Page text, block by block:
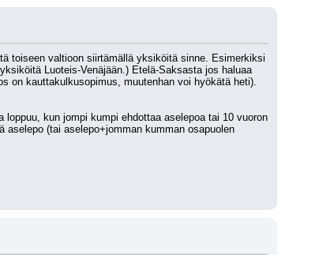
toiseen valtioon siirtämällä yksiköitä sinne. Esimerkiksi
Luoteis-Venäjään.) Etelä-Saksasta jos haluaa
on kauttakulkusopimus, muutenhan voi hyökätä heti).
kun jompi kumpi ehdottaa aselepoa tai 10 vuoron
(tai aselepo+jomman kumman osapuolen